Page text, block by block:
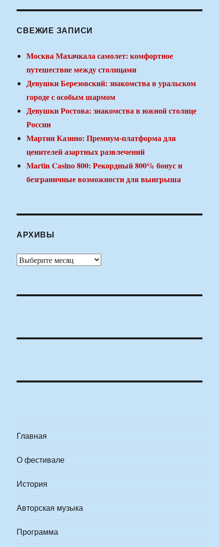
СВЕЖИЕ ЗАПИСИ
Москва Махачкала самолет: комфортное
путешествие между столицами
Девушки Березовский: знакомства в уральском
городе с особым шармом
Девушки Ростова: знакомства в южной столице
России
Мартин Казино: Премиум-платформа для
ценителей азартных развлечений
Martin Casino 800: Рекордный 800% бонус и
безграничные возможности для выигрыша
АРХИВЫ
Архивы
Главная
О фестивале
История
Авторская музыка
Программа